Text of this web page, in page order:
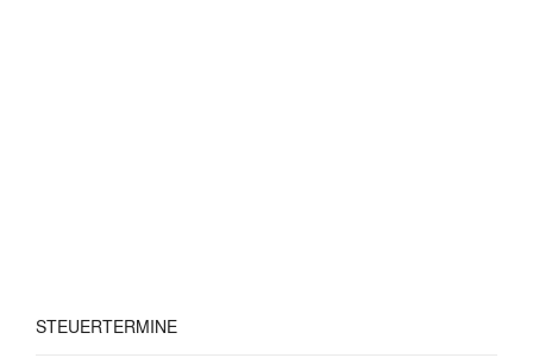
STEUERTERMINE